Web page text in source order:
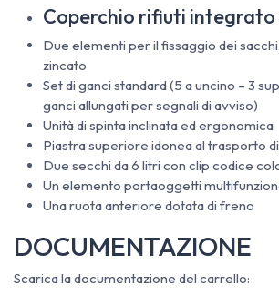
Coperchio rifiuti integrato
Due elementi per il fissaggio dei
zincato
Set di ganci standard (5 a uncino – 3
ganci allungati per segnali di avviso)
Unità di spinta inclinata ed ergonomica
Piastra superiore idonea al trasporto
Due secchi da 6 litri con clip codice
Un elemento portaoggetti
Una ruota anteriore dotata di freno
DOCUMENTAZIONE
Scarica la documentazione del carrello: